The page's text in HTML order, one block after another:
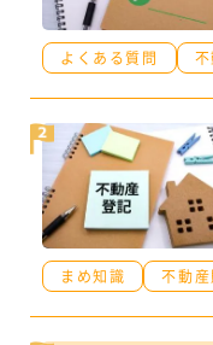
よくある質問
まめ知識 不動